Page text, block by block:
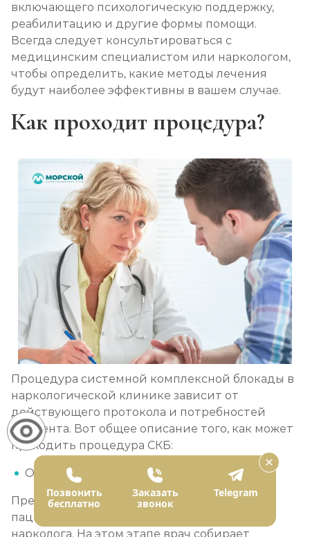
включающего психологическую поддержку,
реабилитацию и другие формы помощи.
Всегда следует консультироваться с
медицинским специалистом или наркологом,
чтобы определить, какие методы лечения
будут наиболее эффективны в вашем случае.
Как проходит процедура?
Процедура системной комплексной блокады в
наркологической клинике зависит от
действующего протокола и потребностей
пациента. Вот общее описание того, как может
проходить процедура СКБ:
Оценка и подготовка пациента:
Прежде чем приступить к процедуре СКБ,
пациент проходит беседу и обследование у
нарколога. На этом этапе врач собирает
Позвонить
бесплатно
Заказать
звонок
Telegram